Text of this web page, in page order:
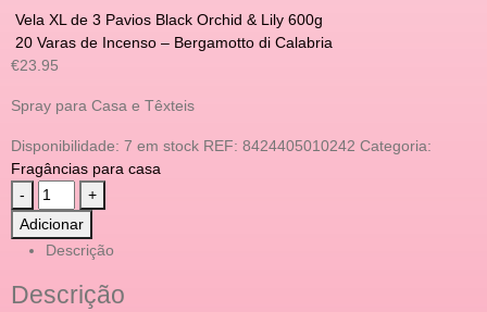
Vela XL de 3 Pavios Black Orchid & Lily 600g
20 Varas de Incenso – Bergamotto di Calabria
€23.95
Spray para Casa e Têxteis
Disponibilidade: 7 em stock REF: 8424405010242 Categoria:
Fragâncias para casa
-
+
Adicionar
Descrição
Descrição